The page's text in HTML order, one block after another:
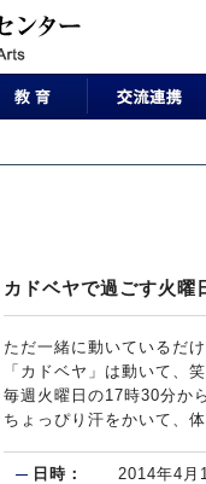
カドベヤで過ごす火曜
ただ一緒に動いているだ
「カドベヤ」は動いて、
毎週火曜日の17時30分か
ちょっぴり汗をかいて、
日時： 2014年4月